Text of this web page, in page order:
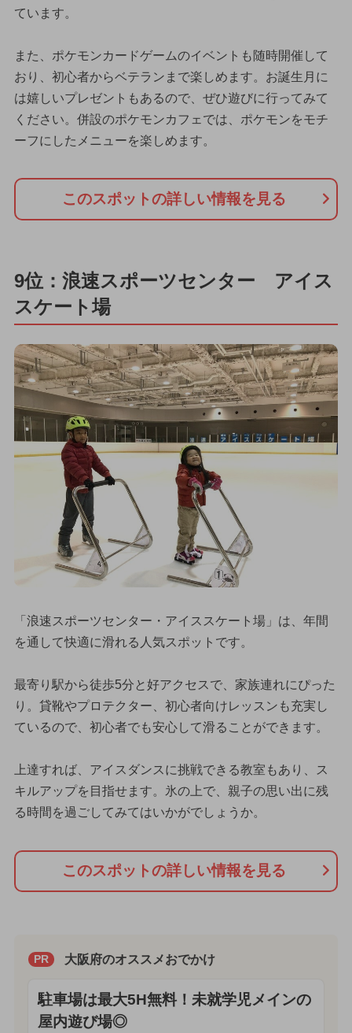
ています。
また、ポケモンカードゲームのイベントも随時開催して
おり、初心者からベテランまで楽しめます。お誕生月に
は嬉しいプレゼントもあるので、ぜひ遊びに行ってみて
ください。併設のポケモンカフェでは、ポケモンをモチ
ーフにしたメニューを楽しめます。
このスポットの詳しい情報を見る
9位：浪速スポーツセンター アイス
スケート場
「浪速スポーツセンター・アイススケート場」は、年間
を通して快適に滑れる人気スポットです。
最寄り駅から徒歩5分と好アクセスで、家族連れにぴった
り。貸靴やプロテクター、初心者向けレッスンも充実し
ているので、初心者でも安心して滑ることができます。
上達すれば、アイスダンスに挑戦できる教室もあり、ス
キルアップを目指せます。氷の上で、親子の思い出に残
る時間を過ごしてみてはいかがでしょうか。
このスポットの詳しい情報を見る
PR 大阪府のオススメおでかけ
駐車場は最大5H無料！未就学児メインの
屋内遊び場◎